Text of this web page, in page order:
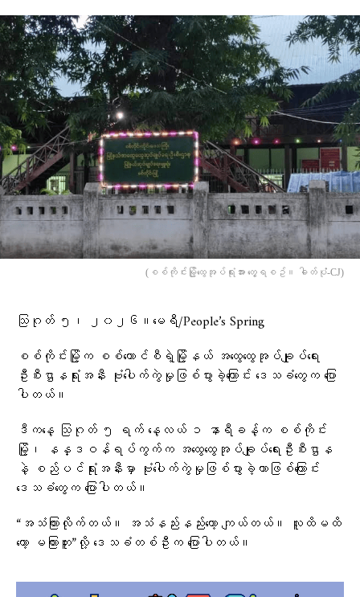
(စစ်ကိုင်းမြို့ထွေအုပ်ရုံးအား တွေ့ရစဥ်။ ဓါတ်ပုံံ-CJ)
သြဂုတ် ၅၊ ၂၀၂၆။မေရီ/People’s Spring
စစ်ကိုင်းမြို့က စစ်ကောင်စီရဲ့မြို့နယ် အထွေထွေအုပ်ချုပ်ရေး
ဦးစီးဌာနရုံးအနီး ဗုံးပေါက်ကွဲမှုဖြစ်ပွားခဲ့ကြောင်း ဒေသခံတွေက ပြော
ပါတယ်။
ဒီကနေ့ သြဂုတ် ၅ ရက် နေ့လယ် ၁ နာရီခန့်က စစ်ကိုင်း
မြို့၊ နန္ဒဝန်ရပ်ကွက်က အထွေထွေအုပ်ချုပ်ရေးဦးစီးဌာန
နဲ့ စည်ပင်ရုံးအနီးမှာ ဗုံးပေါက်ကွဲမှုဖြစ်ပွားခဲ့တာဖြစ်ကြောင်း
ဒေသခံတွေက ပြောပါတယ်။
“အသံကြားလိုက်တယ်။ အသံနည်းနည်းတော့ ကျယ်တယ်။ လူထိမထိ
တော့ မကြားဘူး”လို့ ဒေသခံတစ်ဦးက ပြောပါတယ်။